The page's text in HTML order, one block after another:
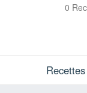
0
Recettes